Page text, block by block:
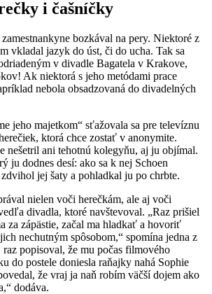
i čašníčky
bozkával na pery. Niektoré z
vkladal jazyk do úst, či do ucha. Tak sa
v divadle Bagatela v Krakove,
Ak niektorá s jeho metódami prace
nebola obsadzovaná do divadelných
jeho majetkom“ sťažovala sa pre televíznu
ktorá chce zostať v anonymite.
nešetril ani tehotnú kolegyňu, aj ju objímal.
ju dodnes desí: ako sa k nej Schoen
jej šaty a pohladkal ju po chrbte.
nielen voči herečkám, ale aj voči
divadla, ktoré navštevoval. „Raz prišiel
za zápästie, začal ma hladkať a hovoriť
nechutným spôsobom,“ spomína jedna z
popisoval, že mu počas filmového
do postele doniesla raňajky nahá Sophie
že vraj ja naň robím väčší dojem ako
dodáva.